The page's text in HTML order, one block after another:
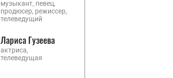
музыкант, певец,
продюсер, режиссер,
телеведущий
Лариса Гузеева
актриса,
телеведущая